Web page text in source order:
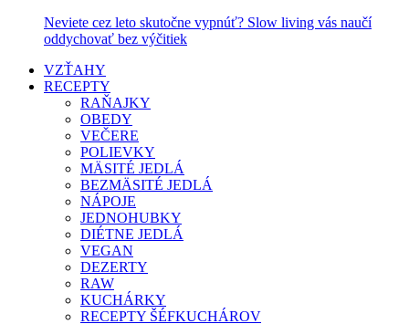
Neviete cez leto skutočne vypnúť? Slow living vás naučí
oddychovať bez výčitiek
VZŤAHY
RECEPTY
RAŇAJKY
OBEDY
VEČERE
POLIEVKY
MÄSITÉ JEDLÁ
BEZMÄSITÉ JEDLÁ
NÁPOJE
JEDNOHUBKY
DIÉTNE JEDLÁ
VEGAN
DEZERTY
RAW
KUCHÁRKY
RECEPTY ŠÉFKUCHÁROV